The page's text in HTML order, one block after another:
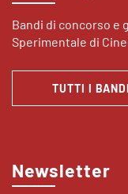
Bandi di concorso e
Sperimentale di
TUTTI I BANDI
Newsletter